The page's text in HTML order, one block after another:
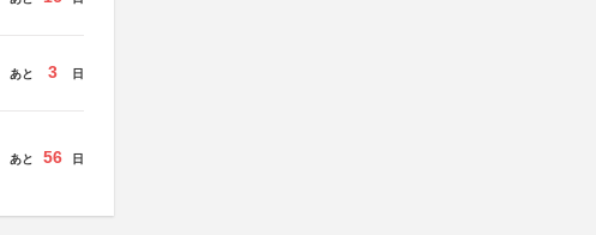
あと 3 日
あと 56 日